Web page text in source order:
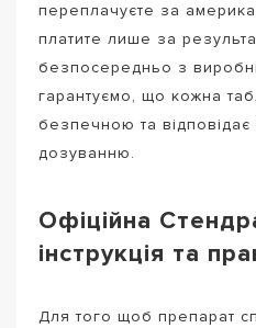
переплачуєте за
платите лише за
безпосередньо з
гарантуємо, що кожна
безпечною та
дозуванню.
Офіційна
інструкція та
Для того щоб препарат